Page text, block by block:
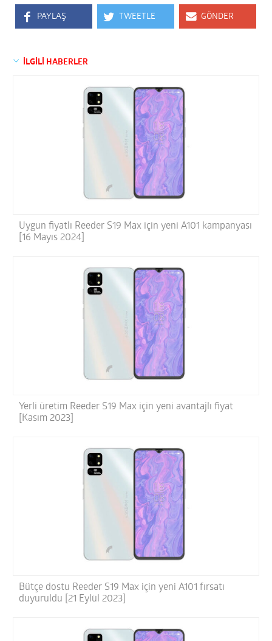
PAYLAŞ TWEETLE GÖNDER
İLGİLİ HABERLER
Uygun fiyatlı Reeder S19 Max için yeni A101 kampanyası
[16 Mayıs 2024]
Yerli üretim Reeder S19 Max için yeni avantajlı fiyat
[Kasım 2023]
Bütçe dostu Reeder S19 Max için yeni A101 fırsatı
duyuruldu [21 Eylül 2023]